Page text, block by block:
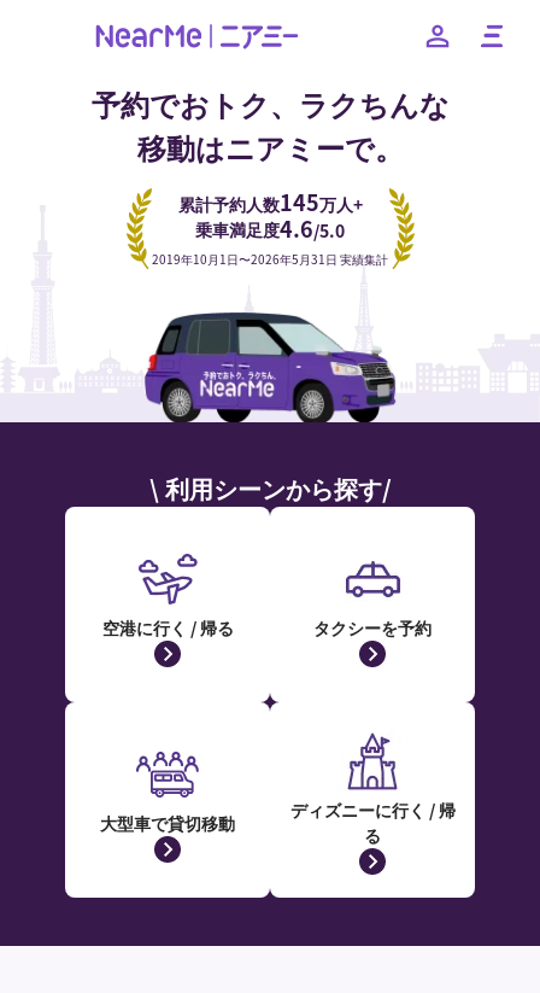
English 簡体中文 繁体中文 한국어
予約でおトク、ラクちんな
移動はニアミーで。
累計予約人数145万人+
乗車満足度4.6/5.0
2019年10月1日〜2026年5月31日 実績集計
\ 利用シーンから探す/
空港に行く / 帰る タクシーを予約
大型車で貸切移動
ディズニーに行く / 帰
る